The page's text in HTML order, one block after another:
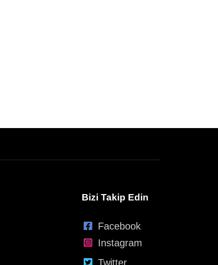
Bizi Takip Edin
Facebook
Instagram
Twitter